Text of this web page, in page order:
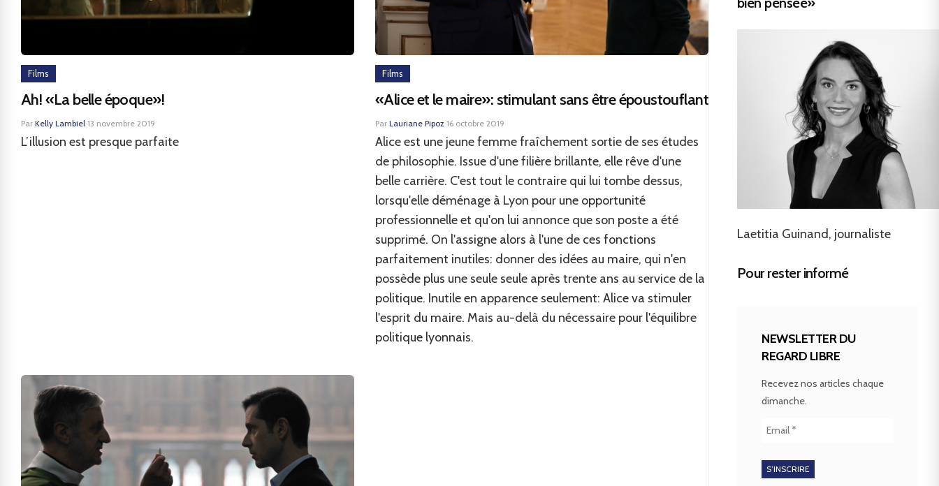
Films
Ah! «La belle époque»!
Par Kelly Lambiel·13 novembre 2019
L’illusion est presque parfaite
Films
«Alice et le maire»: stimulant sans être époustouflant
Par Lauriane Pipoz·16 octobre 2019
Alice est une jeune femme fraîchement sortie de ses études
de philosophie. Issue d'une filière brillante, elle rêve d'une
belle carrière. C'est tout le contraire qui lui tombe dessus,
lorsqu'elle déménage à Lyon pour une opportunité
professionnelle et qu'on lui annonce que son poste a été
supprimé. On l'assigne alors à l'une de ces fonctions
parfaitement inutiles: donner des idées au maire, qui n'en
possède plus une seule seule après trente ans au service de la
politique. Inutile en apparence seulement: Alice va stimuler
l'esprit du maire. Mais au-delà du nécessaire pour l'équilibre
politique lyonnais.
Laetitia Guinand, journaliste
Pour rester informé
NEWSLETTER DU
REGARD LIBRE
Recevez nos articles chaque
dimanche.